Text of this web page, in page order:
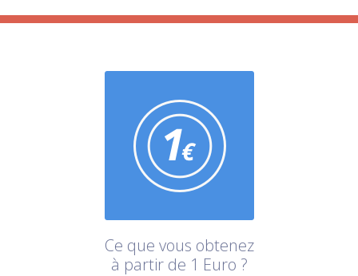
Ce que vous obtenez
à partir de 1 Euro ?